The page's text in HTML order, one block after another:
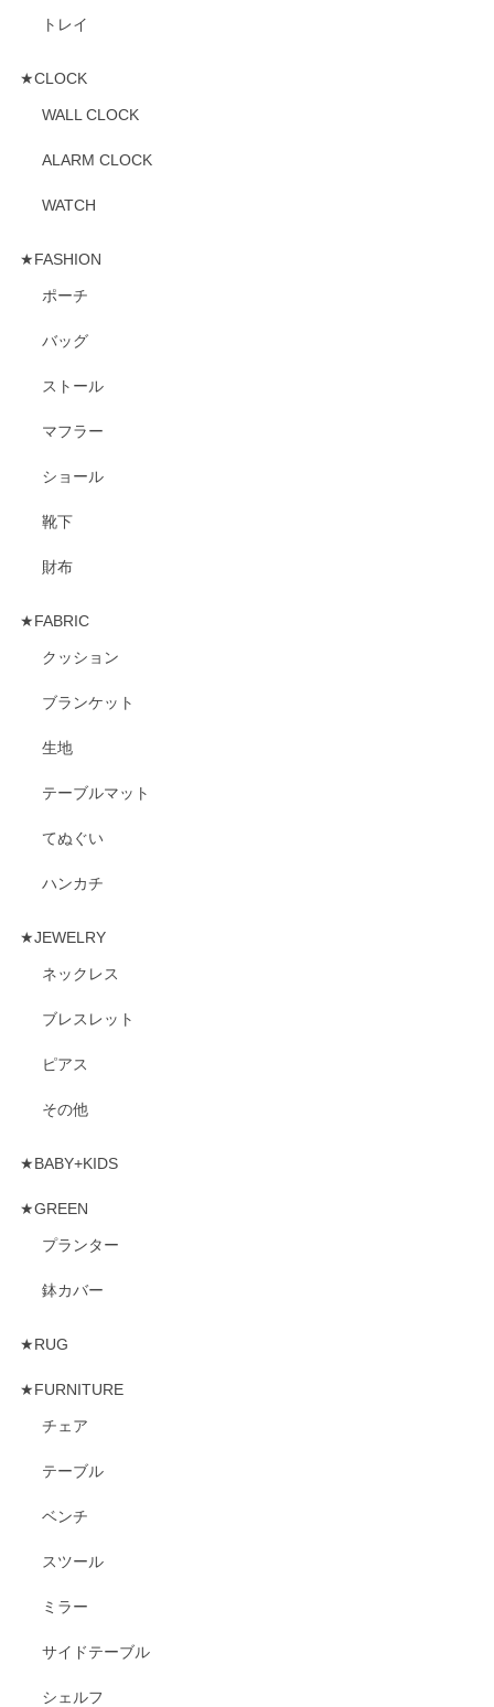
トレイ
★CLOCK
WALL CLOCK
ALARM CLOCK
WATCH
★FASHION
ポーチ
バッグ
ストール
マフラー
ショール
靴下
財布
★FABRIC
クッション
ブランケット
生地
テーブルマット
てぬぐい
ハンカチ
★JEWELRY
ネックレス
ブレスレット
ピアス
その他
★BABY+KIDS
★GREEN
プランター
鉢カバー
★RUG
★FURNITURE
チェア
テーブル
ベンチ
スツール
ミラー
サイドテーブル
シェルフ